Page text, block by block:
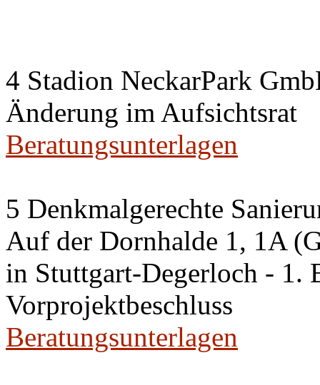
4 Stadion NeckarPark
Änderung im Aufsichtsrat
Beratungsunterlagen
5 Denkmalgerechte
Auf der Dornhalde 1, 1A
in Stuttgart-Degerloch - 1.
Vorprojektbeschluss
Beratungsunterlagen